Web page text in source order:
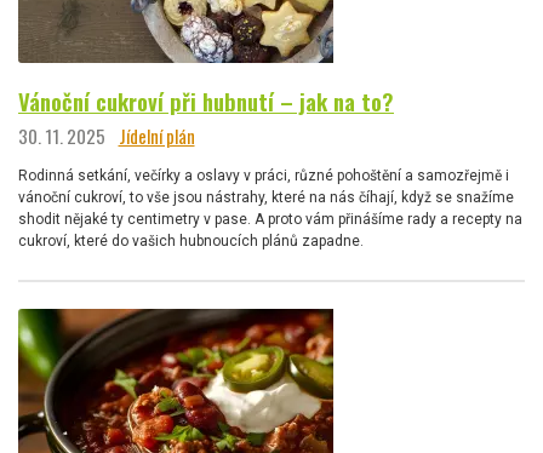
Vánoční cukroví při hubnutí – jak na to?
30. 11. 2025 Jídelní plán
Rodinná setkání, večírky a oslavy v práci, různé pohoštění a samozřejmě i
vánoční cukroví, to vše jsou nástrahy, které na nás číhají, když se snažíme
shodit nějaké ty centimetry v pase. A proto vám přinášíme rady a recepty na
cukroví, které do vašich hubnoucích plánů zapadne.